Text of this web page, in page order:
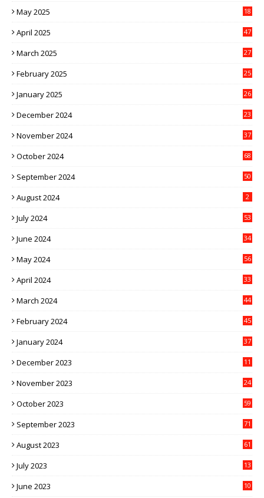
May 2025 18
April 2025 47
March 2025 27
February 2025 25
January 2025 26
December 2024 23
November 2024 37
October 2024 68
September 2024 50
August 2024 2
July 2024 53
June 2024 34
May 2024 56
April 2024 33
March 2024 44
February 2024 45
January 2024 37
December 2023 11
November 2023 24
October 2023 59
September 2023 71
August 2023 61
July 2023
13
June 2023
10